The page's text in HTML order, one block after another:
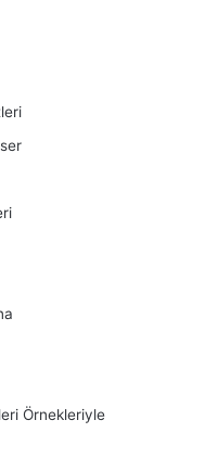
Örnekleriyle